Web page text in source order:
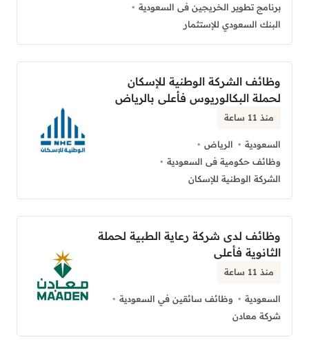
برنامج تطوير الخريجين فى السعودية
البنك السعودي للإستثمار
وظائف الشركة الوطنية للإسكان
لحملة البكالوريوس فأعلى بالرياض
منذ 11 ساعة
السعودية
الرياض
وظائف حكومية فى السعودية
الشركة الوطنية للإسكان
وظائف لدى شركة رعاية الطبية لحملة
الثانوية فأعلى
منذ 11 ساعة
السعودية
وظائف سائقين في السعودية
شركة معادن